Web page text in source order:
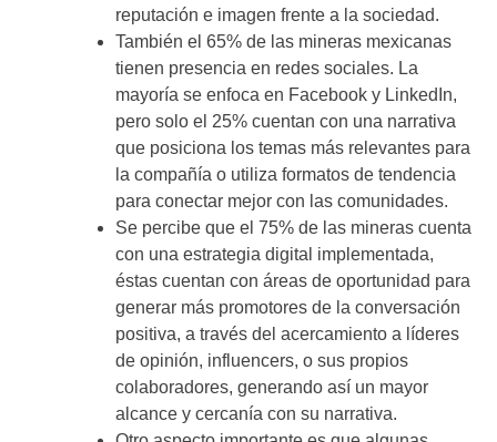
reputación e imagen frente a la sociedad.
También el 65% de las mineras mexicanas
tienen presencia en redes sociales. La
mayoría se enfoca en Facebook y LinkedIn,
pero solo el 25% cuentan con una narrativa
que posiciona los temas más relevantes para
la compañía o utiliza formatos de tendencia
para conectar mejor con las comunidades.
Se percibe que el 75% de las mineras cuenta
con una estrategia digital implementada,
éstas cuentan con áreas de oportunidad para
generar más promotores de la conversación
positiva, a través del acercamiento a líderes
de opinión, influencers, o sus propios
colaboradores, generando así un mayor
alcance y cercanía con su narrativa.